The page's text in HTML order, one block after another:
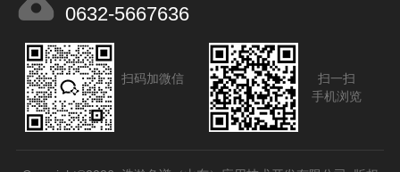
0632-5667636
扫码加微信
扫一扫
手机浏览